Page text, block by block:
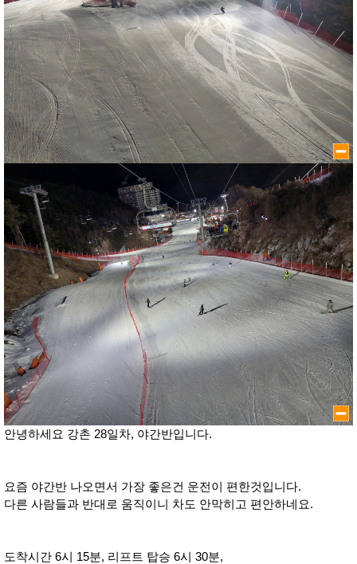
안녕하세요 강촌 28일차, 야간반입니다.
요즘 야간반 나오면서 가장 좋은건 운전이 편한것입니다.
다른 사람들과 반대로 움직이니 차도 안막히고 편안하네요.
도착시간 6시 15분, 리프트 탑승 6시 30분,